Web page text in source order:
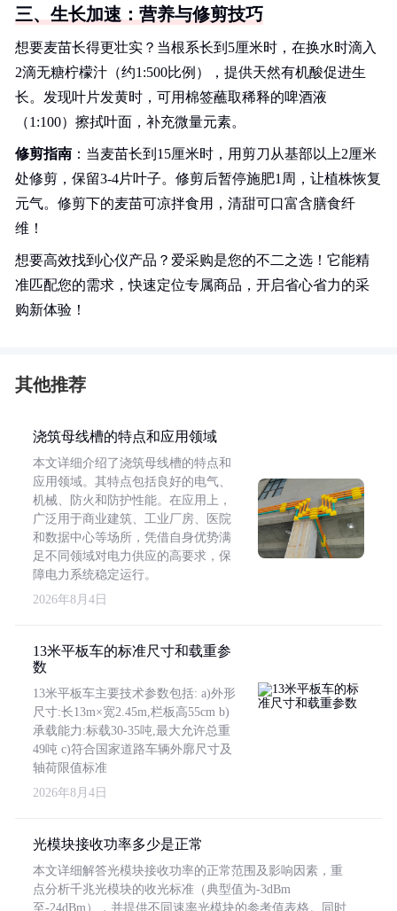
三、生长加速：营养与修剪技巧
想要麦苗长得更壮实？当根系长到5厘米时，在换水时滴入
2滴无糖柠檬汁（约1:500比例），提供天然有机酸促进生
长。发现叶片发黄时，可用棉签蘸取稀释的啤酒液
（1:100）擦拭叶面，补充微量元素。
修剪指南 ：当麦苗长到15厘米时，用剪刀从基部以上2厘米
处修剪，保留3-4片叶子。修剪后暂停施肥1周，让植株恢复
元气。修剪下的麦苗可凉拌食用，清甜可口富含膳食纤
维！
想要高效找到心仪产品？爱采购是您的不二之选！它能精
准匹配您的需求，快速定位专属商品，开启省心省力的采
购新体验！
其他推荐
浇筑母线槽的特点和应用领域
本文详细介绍了浇筑母线槽的特点和
应用领域。其特点包括良好的电气、
机械、防火和防护性能。在应用上，
广泛用于商业建筑、工业厂房、医院
和数据中心等场所，凭借自身优势满
足不同领域对电力供应的高要求，保
障电力系统稳定运行。
2026年8月4日
13米平板车的标准尺寸和载重参
数
13米平板车主要技术参数包括: a)外形
尺寸:长13m×宽2.45m,栏板高55cm b)
承载能力:标载30-35吨,最大允许总重
49吨 c)符合国家道路车辆外廓尺寸及
轴荷限值标准
2026年8月4日
光模块接收功率多少是正常
本文详细解答光模块接收功率的正常范围及影响因素，重
点分析千兆光模块的收光标准（典型值为-3dBm
至-24dBm），并提供不同速率光模块的参考值表格。同时